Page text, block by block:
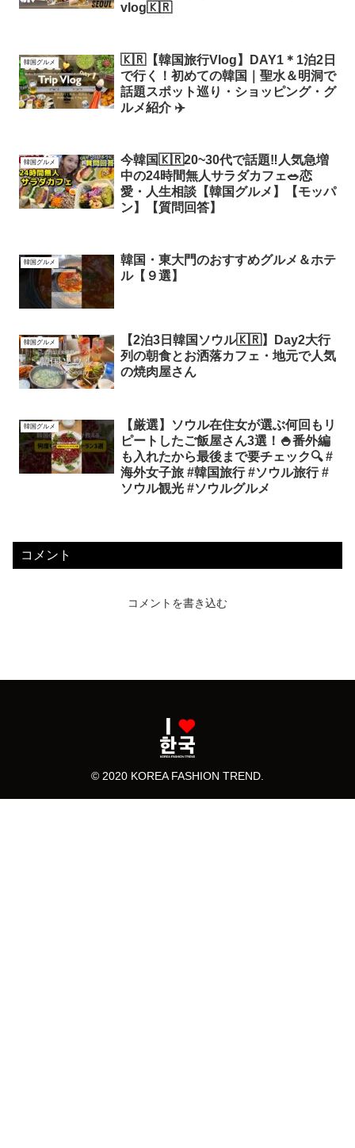
vlog🇰🇷
韓国グルメ
🇰🇷【韓国旅行Vlog】DAY1＊1泊2日
で行く！初めての韓国｜聖水＆明洞で
話題スポット巡り・ショッピング・グ
ルメ紹介 ✈️
韓国グルメ
今韓国🇰🇷20~30代で話題‼️人気急増
中の24時間無人サラダカフェ🥗恋
愛・人生相談【韓国グルメ】【モッパ
ン】【質問回答】
韓国グルメ
韓国・東大門のおすすめグルメ＆ホテ
ル【９選】
韓国グルメ
【2泊3日韓国ソウル🇰🇷】Day2大行
列の朝食とお洒落カフェ・地元で人気
の焼肉屋さん
韓国グルメ
【厳選】ソウル在住女が選ぶ何回もリ
ピートしたご飯屋さん3選！🍚番外編
も入れたから最後まで要チェック🔍 #
海外女子旅 #韓国旅行 #ソウル旅行 #
ソウル観光 #ソウルグルメ
コメント
コメントを書き込む
© 2020 KOREA FASHION TREND.